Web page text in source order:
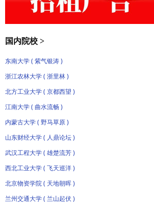
国内院校 >
东南大学 ( 紫气银涛 )
浙江农林大学 ( 浙里林 )
北方工业大学 ( 京都西望 )
江南大学 ( 曲水流畅 )
内蒙古大学 ( 野马草原 )
山东财经大学 ( 人鼎论坛 )
武汉工程大学 ( 雄楚流芳 )
西北工业大学 ( 飞天巡洋 )
北京物资学院 ( 天地朝晖 )
兰州交通大学 ( 兰山起伏 )